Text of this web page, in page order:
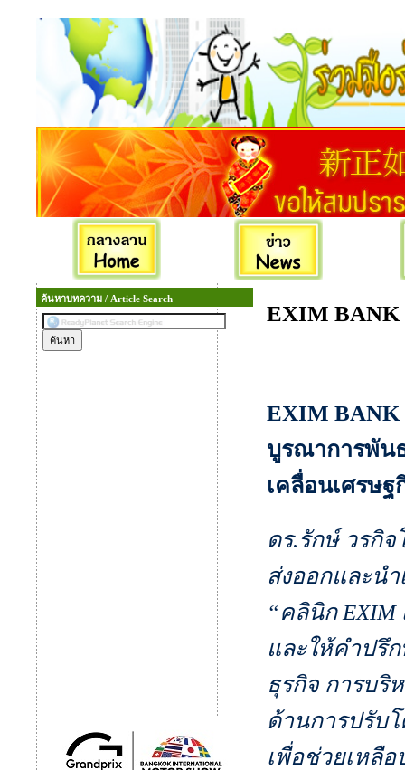
ค้นหาบทความ / Article Search
EXIM BANK
EXIM BANK
บูรณาการพัน
เคลื่อนเศรษฐ
ดร.รักษ์ วรกิ
ส่งออกและนำ
“คลินิก EXIM
และให้คำปรึ
ธุรกิจ การบริ
ด้านการปรับ
เพื่อช่วยเหลื